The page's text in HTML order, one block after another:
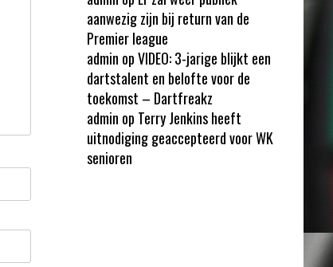
aanwezig zijn bij return van de
Premier league
admin opVIDEO: 3-jarige blijkt een
dartstalent en belofte voor de
toekomst – Dartfreakz
admin op Terry Jenkins heeft
uitnodiging geaccepteerd voor WK
senioren